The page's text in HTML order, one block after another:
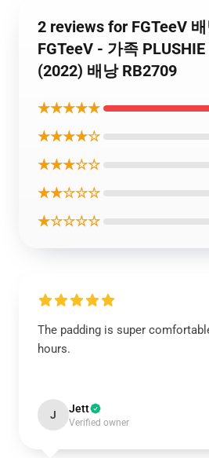
2 reviews for FGTeeV
FGTeeV - 가족 PLUSHIE
(2022) 배낭 RB2709
★★★★★
★★★★☆
★★★☆☆
★★☆☆☆
★☆☆☆☆
The padding is super
hours.
J Jett
Verified owner